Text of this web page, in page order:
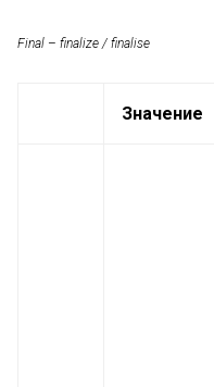
Final – finalize / finalise
Значение